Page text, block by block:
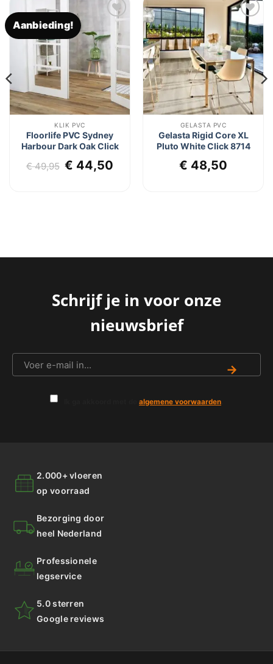
Aanbieding!
aan
verlanglijst
KLIK PVC
Floorlife PVC Sydney
Harbour Dark Oak Click
€49,95 Oorspronkelijke
€ 44,50
Toevoegen
aan
verlanglijst
GELASTA PVC
Gelasta Rigid Core XL
Pluto White Click 8714
€ 48,50
Schrijf je in voor onze
nieuwsbrief
→
algemene voorwaarden
2.000+ vloeren
op voorraad
Bezorging door
heel Nederland
Professionele
legservice
5.0 sterren
Google reviews